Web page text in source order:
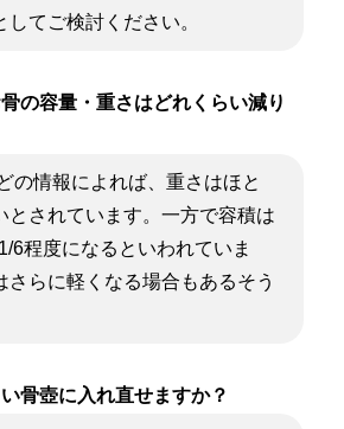
してご検討ください。
の容量・重さはどれくらい減り
の情報によれば、重さはほと
とされています。一方で容積は
6程度になるといわれていま
さらに軽くなる場合もあるそう
骨壺に入れ直せますか？